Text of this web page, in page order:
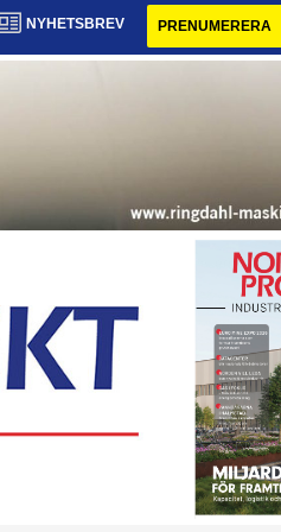
NYHETSBREV PRENUMERERA